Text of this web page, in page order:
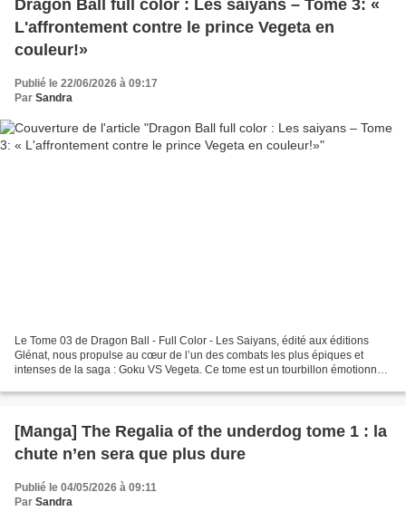
Dragon Ball full color : Les saiyans – Tome 3: «
L'affrontement contre le prince Vegeta en
couleur!»
Publié le 22/06/2026 à 09:17
Par Sandra
Le Tome 03 de Dragon Ball - Full Color - Les Saiyans, édité aux éditions
Glénat, nous propulse au cœur de l’un des combats les plus épiques et
intenses de la saga : Goku VS Vegeta. Ce tome est un tourbillon émotionnel
[Manga] The Regalia of the underdog tome 1 : la
chute n’en sera que plus dure
Publié le 04/05/2026 à 09:11
Par Sandra